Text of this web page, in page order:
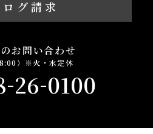
グ請求
お問い合わせ
）※火・水定休
-26-0100